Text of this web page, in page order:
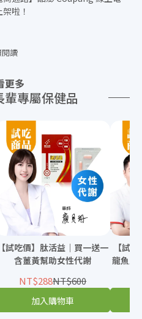
啦！
讀
更多
專屬保健品
【試吃價】肽活益｜買一送一
含薑黃幫助女性代謝
NT$288NT$600
加入購物車
【試
龍魚膠